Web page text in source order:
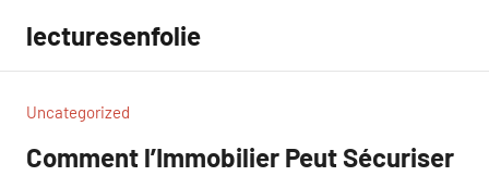
contenu
lecturesenfolie
Uncategorized
Comment l’Immobilier Peut Sécuriser